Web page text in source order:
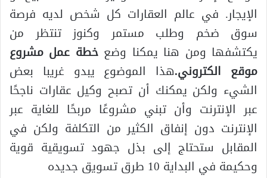
الإيجار. في عالم العقارات كل شخص لديه فرصة
سوق ضخم وطلب مستمر وكنوز تنتظر من
يكتشفها ومن هنا يمكنا وضعخطة عمل مشروع
موقع الكتروني.هذا الموضوع يبدو غريبا بعض
الشيء ولكن يمكنك أن تصبح وكيل عقارات ناجحًا
عبر الإنترنت وأن تبني مشروعًا مربحًا للغاية عبر
الإنترنت دون إنفاق الكثير من التكلفة ولكن في
المقابل ستحتاج إلى بذل جهود تسويقية قوية
وحكيمة في البداية 10 طرق تسويق جديده